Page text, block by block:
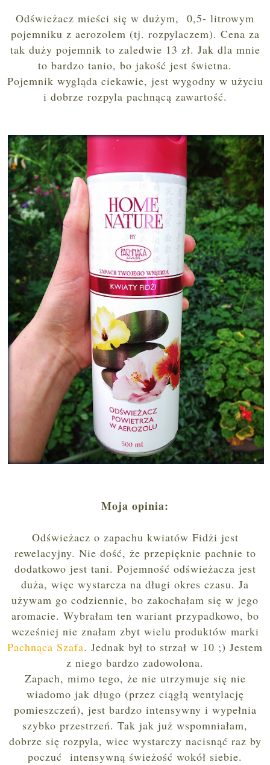
Odświeżacz mieści się w dużym, 0,5- litrowym
pojemniku z aerozolem (tj. rozpylaczem). Cena za
tak duży pojemnik to zaledwie 13 zł. Jak dla mnie
to bardzo tanio, bo jakość jest świetna.
Pojemnik wygląda ciekawie, jest wygodny w użyciu
i dobrze rozpyla pachnącą zawartość.
Moja opinia:
Odświeżacz o zapachu kwiatów Fidżi jest
rewelacyjny. Nie dość, że przepięknie pachnie to
dodatkowo jest tani. Pojemność odświeżacza jest
duża, więc wystarcza na długi okres czasu. Ja
używam go codziennie, bo zakochałam się w jego
aromacie. Wybrałam ten wariant przypadkowo, bo
wcześniej nie znałam zbyt wielu produktów marki
Pachnąca Szafa. Jednak był to strzał w 10 ;) Jestem
z niego bardzo zadowolona.
Zapach, mimo tego, że nie utrzymuje się nie
wiadomo jak długo (przez ciągłą wentylację
pomieszczeń), jest bardzo intensywny i wypełnia
szybko przestrzeń. Tak jak już wspomniałam,
dobrze się rozpyla, wiec wystarczy nacisnąć raz by
poczuć intensywną świeżość wokół siebie.